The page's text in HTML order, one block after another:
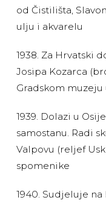
od Čistilišta,
ulju i akvarelu
1938. Za Hrvatski
Josipa Kozarca
Gradskom muzeju
1939. Dolazi u
samostanu. Radi
Valpovu (reljef
spomenike
1940. Sudjeluje